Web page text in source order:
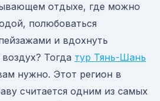
отдыхе, где можно
полюбоваться
и вдохнуть
Тогда тур Тянь-Шань
нужно. Этот регион в
считается одним из самых